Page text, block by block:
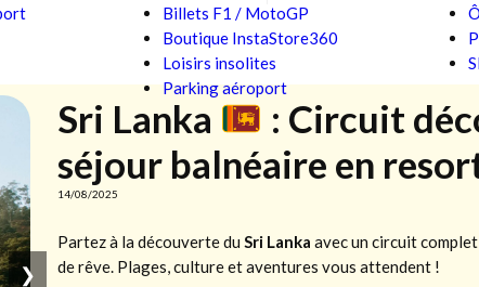
Billets F1 / MotoGP
Boutique InstaStore360
Loisirs insolites
Parking aéroport
❯
Sri Lanka
: Circuit
séjour balnéaire en
14/08/2025
Partez à la découverte du Sri Lanka avec un circuit
de rêve. Plages, culture et aventures vous attendent !